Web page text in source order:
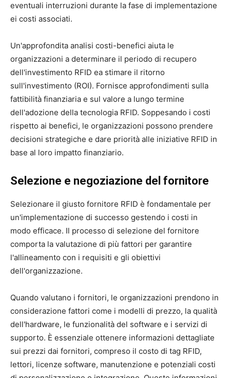
eventuali interruzioni durante la fase di implementazione
ei costi associati.
Un'approfondita analisi costi-benefici aiuta le
organizzazioni a determinare il periodo di recupero
dell'investimento RFID ea stimare il ritorno
sull'investimento (ROI). Fornisce approfondimenti sulla
fattibilità finanziaria e sul valore a lungo termine
dell'adozione della tecnologia RFID. Soppesando i costi
rispetto ai benefici, le organizzazioni possono prendere
decisioni strategiche e dare priorità alle iniziative RFID in
base al loro impatto finanziario.
Selezione e negoziazione del fornitore
Selezionare il giusto fornitore RFID è fondamentale per
un'implementazione di successo gestendo i costi in
modo efficace. Il processo di selezione del fornitore
comporta la valutazione di più fattori per garantire
l'allineamento con i requisiti e gli obiettivi
dell'organizzazione.
Quando valutano i fornitori, le organizzazioni prendono in
considerazione fattori come i modelli di prezzo, la qualità
dell'hardware, le funzionalità del software e i servizi di
supporto. È essenziale ottenere informazioni dettagliate
sui prezzi dai fornitori, compreso il costo di tag RFID,
lettori, licenze software, manutenzione e potenziali costi